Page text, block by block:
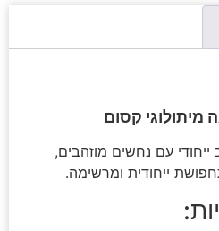
קסום
עם נחשים מוזהבים,
ייחודית ומרשימה.